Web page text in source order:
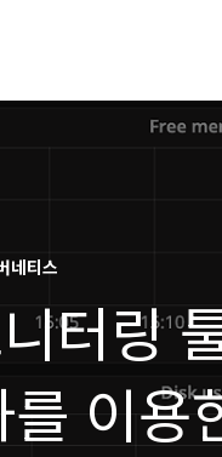
네티스
터링
이용